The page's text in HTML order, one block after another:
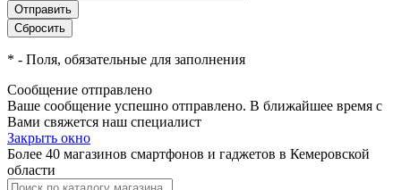
* - Поля, обязательные для заполнения
Сообщение отправлено
Ваше сообщение успешно отправлено. В ближайшее время с
Вами свяжется наш специалист
Закрыть окно
Более 40 магазинов смартфонов и гаджетов в Кемеровской
области